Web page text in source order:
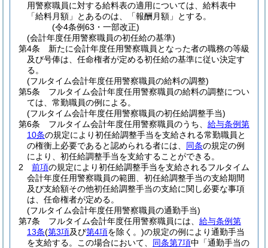
用警察職員に対する給料表の適用については、給料表中
「給料月額」とあるのは、「報酬月額」とする。
(令4条例63・一部改正)
(会計年度任用警察職員の初任給の基準)
第4条
新たに会計年度任用警察職員となった者の職務の等級
及び号俸は、任命権者が定める初任給の基準に従い決定す
る。
(フルタイム会計年度任用警察職員の給料の調整)
第5条
フルタイム会計年度任用警察職員の給料の調整につい
ては、常勤職員の例による。
(フルタイム会計年度任用警察職員の初任給調整手当)
第6条
フルタイム会計年度任用警察職員のうち、 給与条例第
10条の規定により初任給調整手当を支給される常勤職員と
の権衡上必要であると認められる者には、 同条の規定の例
により、初任給調整手当を支給することができる。
2
前項の規定により初任給調整手当を支給されるフルタイム
会計年度任用警察職員の範囲、初任給調整手当の支給期間
及び支給額その他初任給調整手当の支給に関し必要な事項
は、任命権者が定める。
(フルタイム会計年度任用警察職員の通勤手当)
第7条
フルタイム会計年度任用警察職員には、 給与条例第
13条(第3項及び第4項を除く。)の規定の例により通勤手当
を支給する。
この場合において、 同条第7項中「通勤手当の